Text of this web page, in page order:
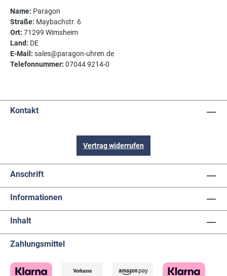
Name: Paragon
Straße: Maybachstr. 6
Ort: 71299 Wimsheim
Land: DE
E-Mail: sales@paragon-uhren.de
Telefonnummer: 07044 9214-0
Kontakt
Vertrag widerrufen
Anschrift
Informationen
Inhalt
Zahlungsmittel